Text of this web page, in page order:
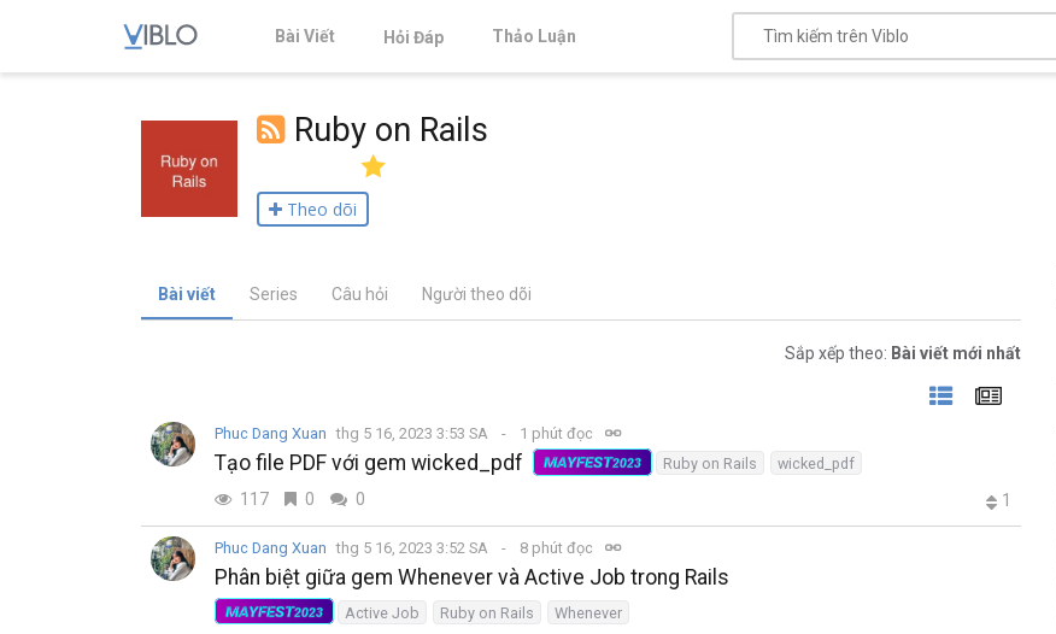
Bài Viết Hỏi Đáp Thảo Luận
Ruby on Rails
Theo dõi
Bài viết Series Câu hỏi Người theo dõi
Sắp xếp theo: Bài viết mới nhất
Phuc Dang Xuan thg 5 16, 2023 3:53 SA 1 phút đọc
Tạo file PDF với gem wicked_pdf MAYFEST2023 Ruby on Rails wicked_pdf
117 0 0 1
Phuc Dang Xuan thg 5 16, 2023 3:52 SA 8 phút đọc
Phân biệt giữa gem Whenever và Active Job trong Rails
MAYFEST2023 Active Job Ruby on Rails Whenever